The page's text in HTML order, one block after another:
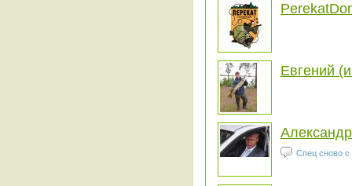
Евгений
Спец сново с